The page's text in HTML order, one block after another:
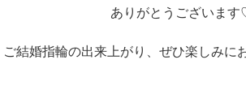
ありがとうございま
ご結婚指輪の出来上がり、ぜひ楽しみに